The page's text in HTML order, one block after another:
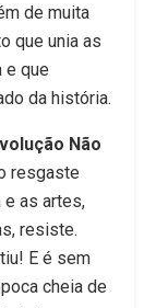
de muita
que unia as
e que
da história.
Não
resgaste
e as artes,
resiste.
E é sem
cheia de